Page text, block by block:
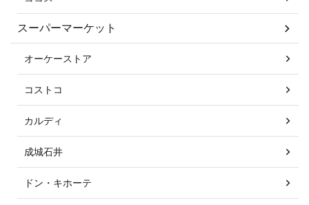
スーパーマーケット
オーケーストア
コストコ
カルディ
成城石井
ドン・キホーテ